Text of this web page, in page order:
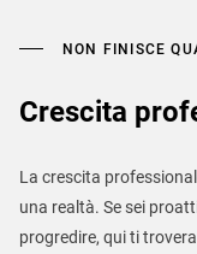
NON FINISCE
Crescita
La crescita
una realtà. Se sei
progredire, qui ti